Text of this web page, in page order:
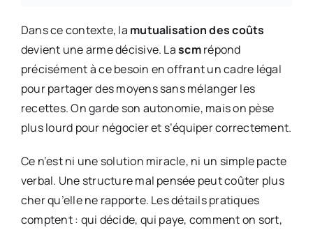
Dans ce contexte, la mutualisation des coûts
devient une arme décisive. Lascmrépond
précisément à ce besoin en offrant un cadre légal
pour partager des moyens sans mélanger les
recettes. On garde son autonomie, mais on pèse
plus lourd pour négocier et s’équiper correctement.
Ce n’est ni une solution miracle, ni un simple pacte
verbal. Une structure mal pensée peut coûter plus
cher qu’elle ne rapporte. Les détails pratiques
comptent : qui décide, qui paye, comment on sort,